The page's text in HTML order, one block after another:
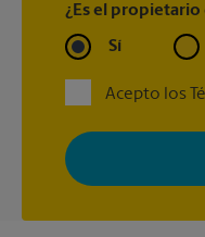
¿Es el propietario
Sí
Acepto los
Al registrarse, acepta
Store con noticias,
adaptados a sus
momento. Para más